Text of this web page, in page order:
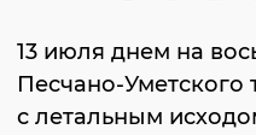
13 июля днем на
Песчано-
с летальным